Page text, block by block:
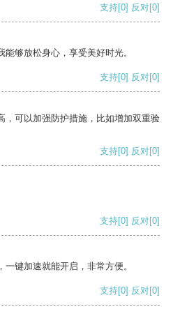
支持[0] 反对[0]
够放松身心，享受美好时光。
支持[0] 反对[0]
，可以加强防护措施，比如增加双重验
支持[0] 反对[0]
支持[0] 反对[0]
键加速就能开启，非常方便。
支持[0] 反对[0]